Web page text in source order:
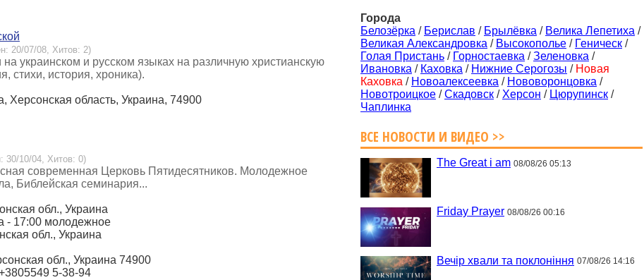
20/07/08, Хитов: 2)
украинском и русском языках на различную христианскую
стихи, история, хроника).
Херсонская область, Украина, 74900
30/10/04, Хитов: 0)
современная Церковь Пятидесятников. Молодежное
Библейская семинария...
обл., Украина
- 17:00 молодежное
обл., Украина
обл., Украина 74900
5-38-94
Города
Белозёрка / Берислав / Брылёвка / Велика Лепетиха /
Великая Александровка / Высокополье / Геническ /
Голая Пристань / Горностаевка /Зеленовка /
Ивановка / Каховка / Нижние Серогозы / Новая
Каховка / Новоалексеевка / Нововоронцовка /
Новотроицкое /Скадовск / Херсон / Цюрупинск /
Чаплинка
ВСЕ НОВОСТИ И ВИДЕО >>
The Great i am 08/08/26 05:13
Friday Prayer 08/08/26 00:16
Вечір хвали та поклоніння 07/08/26 14:16